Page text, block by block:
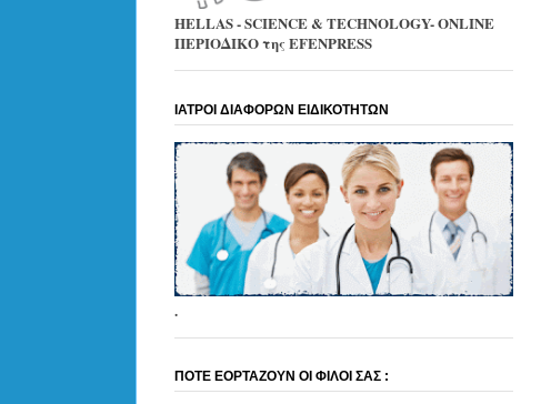
HELLAS - SCIENCE & TECHNOLOGY- ONLINE
ΠΕΡΙΟΔΙΚΟ της EFENPRESS
ΙΑΤΡΟΙ ΔΙΑΦΟΡΩΝ ΕΙΔΙΚΟΤΗΤΩΝ
.
ΠΟΤΕ ΕΟΡΤΑΖΟΥΝ ΟΙ ΦΙΛΟΙ ΣΑΣ :